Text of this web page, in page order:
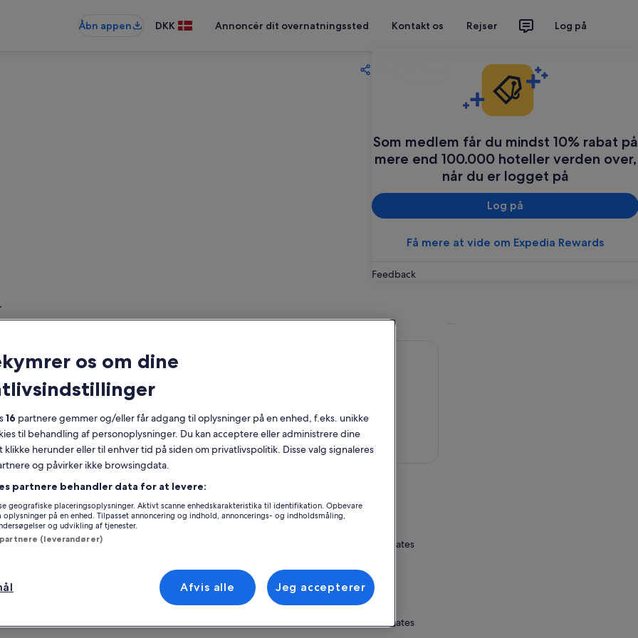
Åbn appen DKK Annoncér dit overnatningssted Kontakt os Rejser Log på
Som medlem får du mindst 10% rabat på
mere end 100.000 hoteller verden over,
når du er logget på
Log på
Få mere at vide om Expedia Rewards
Feedback
Gratis afbestilling
2 timer og 30
Øjeblikkelig
bekræftelse
Sonoma Coast Kayak Tour tager dig til
af det smukke Stillehav, hvor vi udforsker
russiske flod, når den møder havet. Fugle,
lejlighedsvis forbipasserende hvaler og
på floden er højdepunkterne på
fantastiske dag på vandet. Forvent at
at padle floden og gå på stranden,
du ser ud på Stillehavet.
Se på kort
10451 CA-1
95450, Jenner, California, United States
10451 CA-1
10451 California 1
95450, Jenner, California, United States
os om dine
16 partnere gemmer og/eller får adgang til oplysninger på en enhed, f.eks. unikke
til behandling af personoplysninger. Du kan acceptere eller administrere dine
klikke herunder eller til enhver tid på siden om privatlivspolitik. Disse valg signaleres
og påvirker ikke browsingdata.
partnere behandler data for at levere:
geografiske placeringsoplysninger. Aktivt scanne enhedskarakteristika til identifikation. Opbevare
på en enhed. Tilpasset annoncering og indhold, annoncerings- og indholdsmåling,
og udvikling af tjenester.
(leverandører)
Afvis alle Jeg accepterer